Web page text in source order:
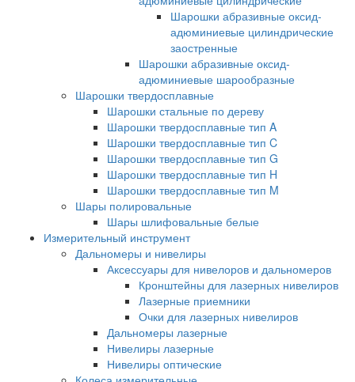
Шарошки абразивные оксид-
адюминиевые цилиндрические
заостренные
Шарошки абразивные оксид-
адюминиевые шарообразные
Шарошки твердосплавные
Шарошки стальные по дереву
Шарошки твердосплавные тип A
Шарошки твердосплавные тип C
Шарошки твердосплавные тип G
Шарошки твердосплавные тип H
Шарошки твердосплавные тип M
Шары полировальные
Шары шлифовальные белые
Измерительный инструмент
Дальномеры и нивелиры
Аксессуары для нивелоров и дальномеров
Кронштейны для лазерных нивелиров
Лазерные приемники
Очки для лазерных нивелиров
Дальномеры лазерные
Нивелиры лазерные
Нивелиры оптические